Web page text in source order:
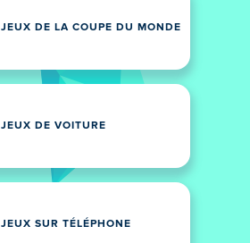
JEUX DE LA COUPE DU MONDE
JEUX DE VOITURE
JEUX SUR TÉLÉPHONE